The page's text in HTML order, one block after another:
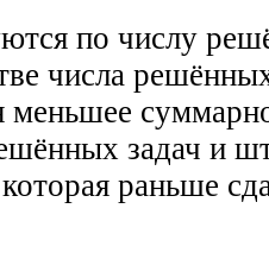
по числу
числа
задач и
которая раньше